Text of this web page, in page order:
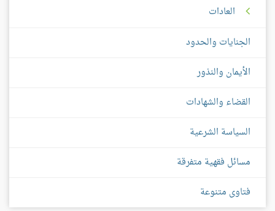
العادات
الجنايات والحدود
الأيمان والنذور
القضاء والشهادات
السياسة الشرعية
مسائل فقهية متفرقة
فتاوى متنوعة